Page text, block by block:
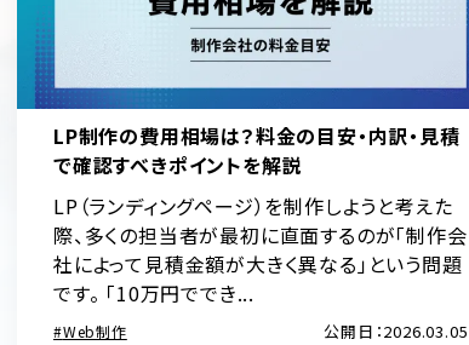
LP制作の費用相場は？料金の目安・内訳・見積
で確認すべきポイントを解説
LP（ランディングページ）を制作しようと考えた
際、多くの担当者が最初に直面するのが「制作会
社によって見積金額が大きく異なる」という問題
です。 「10万円ででき...
Web制作 公開日：2026.03.05